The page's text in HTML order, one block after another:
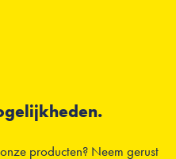
producten? Neem gerust